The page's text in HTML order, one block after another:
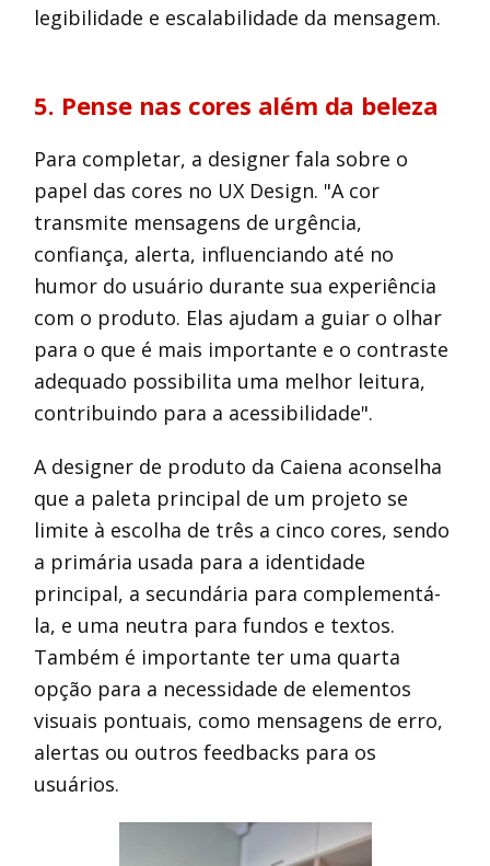
legibilidade e escalabilidade da mensagem.
5. Pense nas cores além da beleza
Para completar, a designer fala sobre o
papel das cores no UX Design. "A cor
transmite mensagens de urgência,
confiança, alerta, influenciando até no
humor do usuário durante sua experiência
com o produto. Elas ajudam a guiar o olhar
para o que é mais importante e o contraste
adequado possibilita uma melhor leitura,
contribuindo para a acessibilidade".
A designer de produto da Caiena aconselha
que a paleta principal de um projeto se
limite à escolha de três a cinco cores, sendo
a primária usada para a identidade
principal, a secundária para complementá-
la, e uma neutra para fundos e textos.
Também é importante ter uma quarta
opção para a necessidade de elementos
visuais pontuais, como mensagens de erro,
alertas ou outros feedbacks para os
usuários.